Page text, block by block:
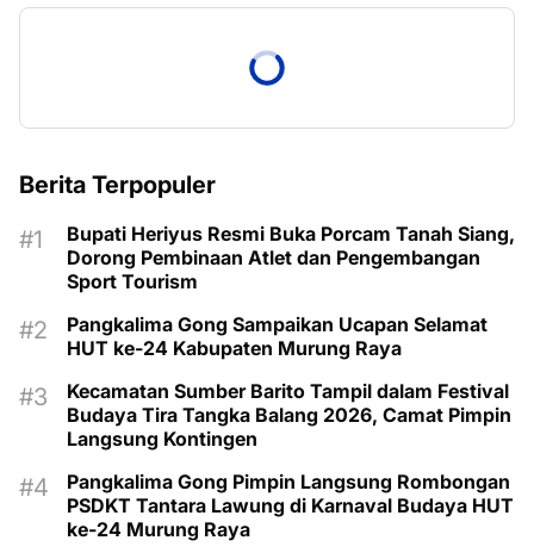
Berita Terpopuler
Bupati Heriyus Resmi Buka Porcam Tanah Siang,
Dorong Pembinaan Atlet dan Pengembangan
Sport Tourism
Pangkalima Gong Sampaikan Ucapan Selamat
HUT ke-24 Kabupaten Murung Raya
Kecamatan Sumber Barito Tampil dalam Festival
Budaya Tira Tangka Balang 2026, Camat Pimpin
Langsung Kontingen
Pangkalima Gong Pimpin Langsung Rombongan
PSDKT Tantara Lawung di Karnaval Budaya HUT
ke-24 Murung Raya